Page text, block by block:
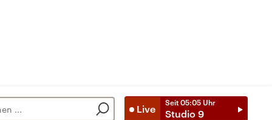
Live
Seit 05:05 Uhr
Studio 9